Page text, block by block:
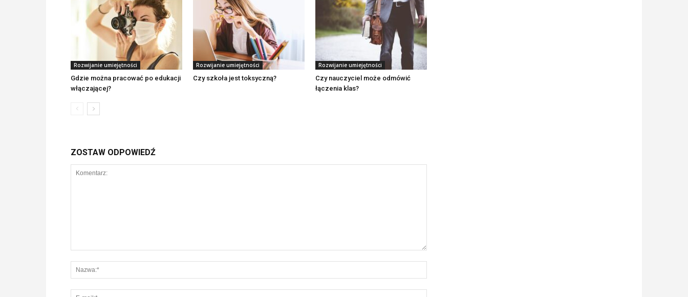
Rozwijanie umiejętności
Gdzie można pracować po edukacji
włączającej?
Rozwijanie umiejętności
Czy szkoła jest toksyczną?
Rozwijanie umiejętności
Czy nauczyciel może odmówić
łączenia klas?
ZOSTAW ODPOWIEDŹ